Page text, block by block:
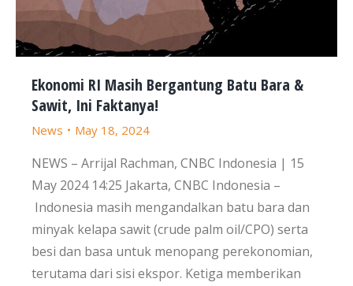
Ekonomi RI Masih Bergantung Batu Bara &
Sawit, Ini Faktanya!
News May 18, 2024
NEWS – Arrijal Rachman, CNBC Indonesia | 15
May 2024 14:25 Jakarta, CNBC Indonesia –
Indonesia masih mengandalkan batu bara dan
minyak kelapa sawit (crude palm oil/CPO) serta
besi dan basa untuk menopang perekonomian,
terutama dari sisi ekspor. Ketiga memberikan